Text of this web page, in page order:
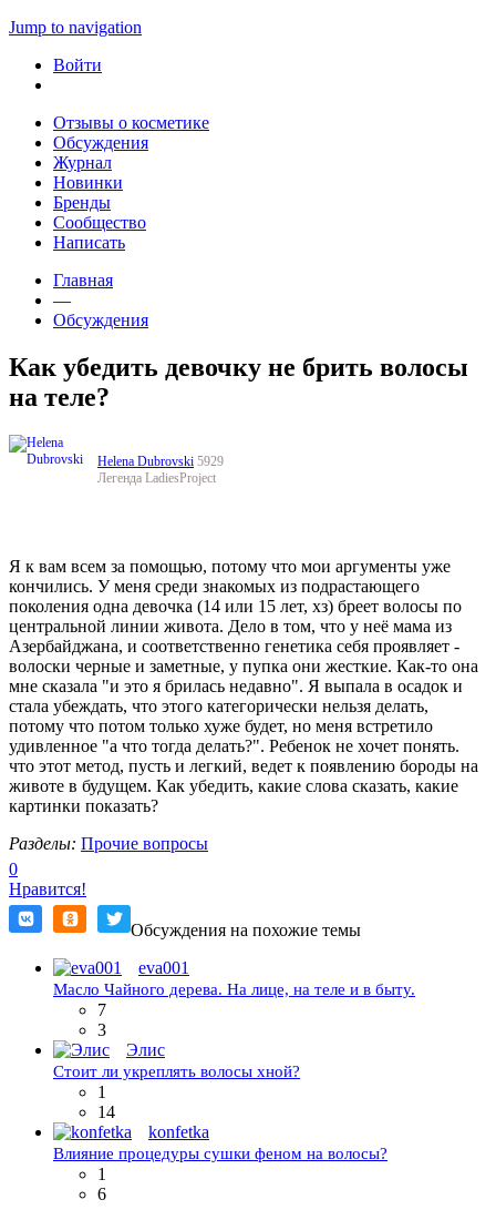
Jump to navigation
Войти
Отзывы о косметике
Обсуждения
Журнал
Новинки
Бренды
Сообщество
Написать
Главная
—
Обсуждения
Как убедить девочку не брить волосы
на теле?
Helena Dubrovski 5929
Легенда LadiesProject
Я к вам всем за помощью, потому что мои аргументы уже
кончились. У меня среди знакомых из подрастающего
поколения одна девочка (14 или 15 лет, хз) бреет волосы по
центральной линии живота. Дело в том, что у неё мама из
Азербайджана, и соответственно генетика себя проявляет -
волоски черные и заметные, у пупка они жесткие. Как-то она
мне сказала "и это я брилась недавно". Я выпала в осадок и
стала убеждать, что этого категорически нельзя делать,
потому что потом только хуже будет, но меня встретило
удивленное "а что тогда делать?". Ребенок не хочет понять.
что этот метод, пусть и легкий, ведет к появлению бороды на
животе в будущем. Как убедить, какие слова сказать, какие
картинки показать?
Разделы: Прочие вопросы
0
Нравится!
Обсуждения на похожие темы
eva001
Масло Чайного дерева. На лице, на теле и в быту.
7
3
Элис
Стоит ли укреплять волосы хной?
1
14
konfetka
Влияние процедуры сушки феном на волосы?
1
6